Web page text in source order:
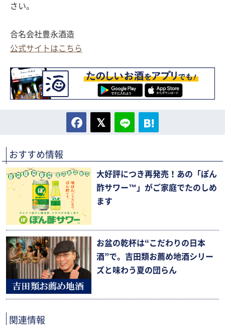
さい。
合名会社豊永酒造
公式サイトはこちら
おすすめ情報
大好評につき再発売！あの「ぽん
酢サワー™」がご家庭でたのしめ
ます
お盆の乾杯は“こだわりの日本
酒”で。吉田類お薦め地酒シリー
ズと味わう夏の団らん
関連情報